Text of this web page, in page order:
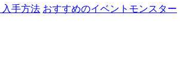
手方法 おすすめのイベントモンスター